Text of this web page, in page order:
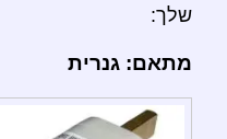
שלך:
מתאם: גנרית